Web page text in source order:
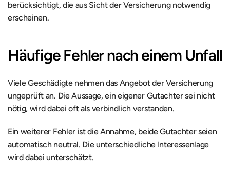
berücksichtigt, die aus Sicht der Versicherung notwendig
erscheinen.
Häufige Fehler nach einem Unfall
Viele Geschädigte nehmen das Angebot der Versicherung
ungeprüft an. Die Aussage, ein eigener Gutachter sei nicht
nötig, wird dabei oft als verbindlich verstanden.
Ein weiterer Fehler ist die Annahme, beide Gutachter seien
automatisch neutral. Die unterschiedliche Interessenlage
wird dabei unterschätzt.